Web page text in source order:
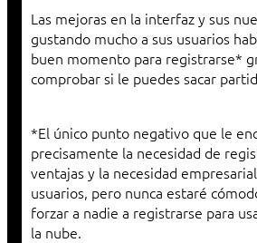
Las mejoras en la interfaz y sus
gustando mucho a sus usuarios
buen momento para registrarse*
comprobar si le puedes sacar
*El único punto negativo que le
precisamente la necesidad de
ventajas y la necesidad
usuarios, pero nunca estaré
forzar a nadie a registrarse para
la nube.